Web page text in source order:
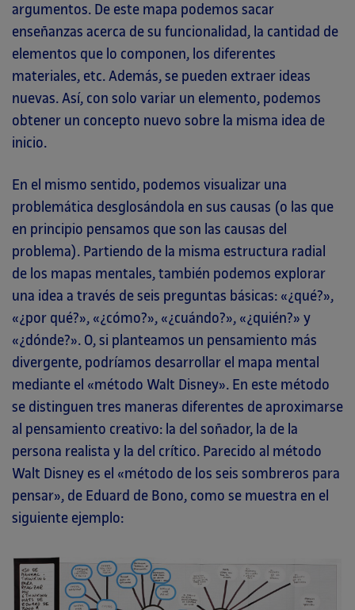
argumentos. De este mapa podemos sacar
enseñanzas acerca de su funcionalidad, la cantidad de
elementos que lo componen, los diferentes
materiales, etc. Además, se pueden extraer ideas
nuevas. Así, con solo variar un elemento, podemos
obtener un concepto nuevo sobre la misma idea de
inicio.
En el mismo sentido, podemos visualizar una
problemática desglosándola en sus causas (o las que
en principio pensamos que son las causas del
problema). Partiendo de la misma estructura radial
de los mapas mentales, también podemos explorar
una idea a través de seis preguntas básicas: «¿qué?»,
«¿por qué?», «¿cómo?», «¿cuándo?», «¿quién?» y
«¿dónde?». O, si planteamos un pensamiento más
divergente, podríamos desarrollar el mapa mental
mediante el «método Walt Disney». En este método
se distinguen tres maneras diferentes de aproximarse
al pensamiento creativo: la del soñador, la de la
persona realista y la del crítico. Parecido al método
Walt Disney es el «método de los seis sombreros para
pensar», de Eduard de Bono, como se muestra en el
siguiente ejemplo: